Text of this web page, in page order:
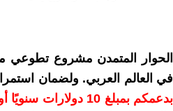
الحوار المتمدن مشروع تطوعي
في العالم العربي. ولضمان
بدعمكم بمبلغ 10